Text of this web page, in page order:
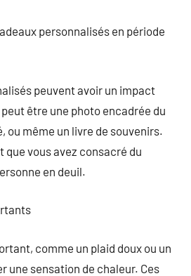
personnalisés en période
peuvent avoir un impact
être une photo encadrée du
ou même un livre de souvenirs.
que vous avez consacré du
en deuil.
comme un plaid doux ou un
une sensation de chaleur. Ces